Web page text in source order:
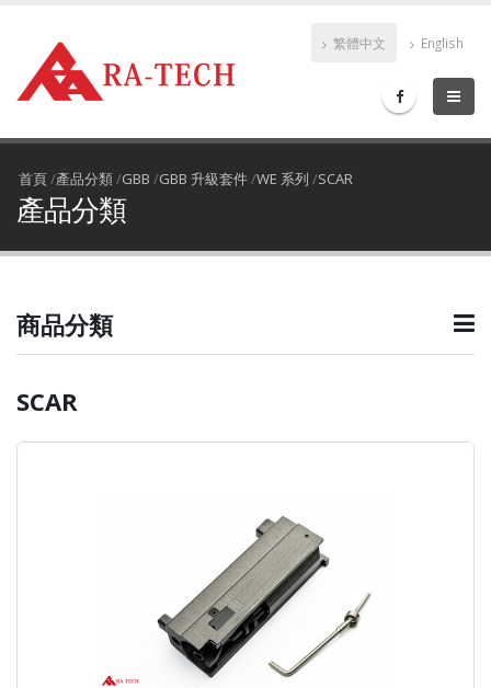
繁體中文 English
首頁/產品分類/GBB /GBB 升級套件/WE 系列 /SCAR
產品分類
商品分類
SCAR